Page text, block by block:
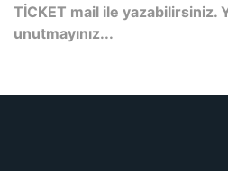
TİCKET mail ile yazabilirsiniz.
unutmayınız...